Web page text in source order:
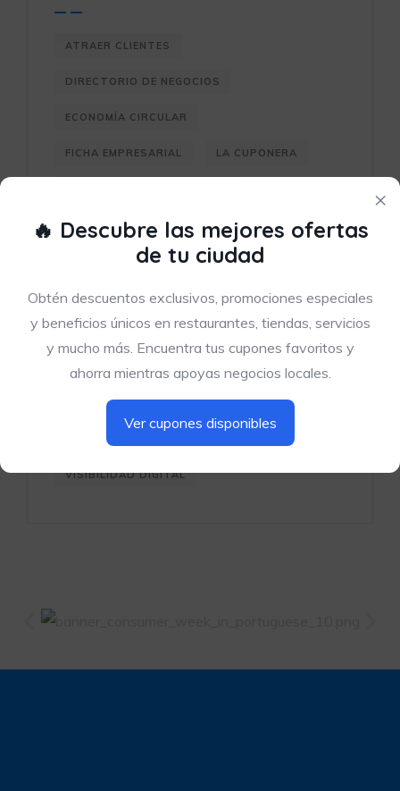
ATRAER CLIENTES
DIRECTORIO DE NEGOCIOS
ECONOMÍA CIRCULAR
FICHA EMPRESARIAL LA CUPONERA
MARKETING LOCAL
MARKETPLACE LOCAL
NEGOCIOS EN MAPA
NEGOCIOS LOCALES PERFIL COMERCIAL
POSICIONAMIENTO LOCAL
PUBLICIDAD PARA NEGOCIOS
TRÁFICO A NEGOCIOS
VISIBILIDAD DIGITAL
×
🔥 Descubre las mejores ofertas
de tu ciudad
Obtén descuentos exclusivos, promociones especiales
y beneficios únicos en restaurantes, tiendas, servicios
y mucho más. Encuentra tus cupones favoritos y
ahorra mientras apoyas negocios locales.
Ver cupones disponibles